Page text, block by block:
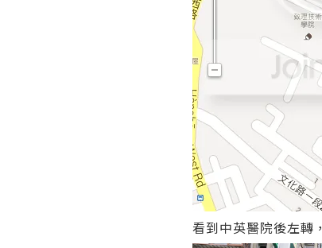
看到中英醫院後左轉